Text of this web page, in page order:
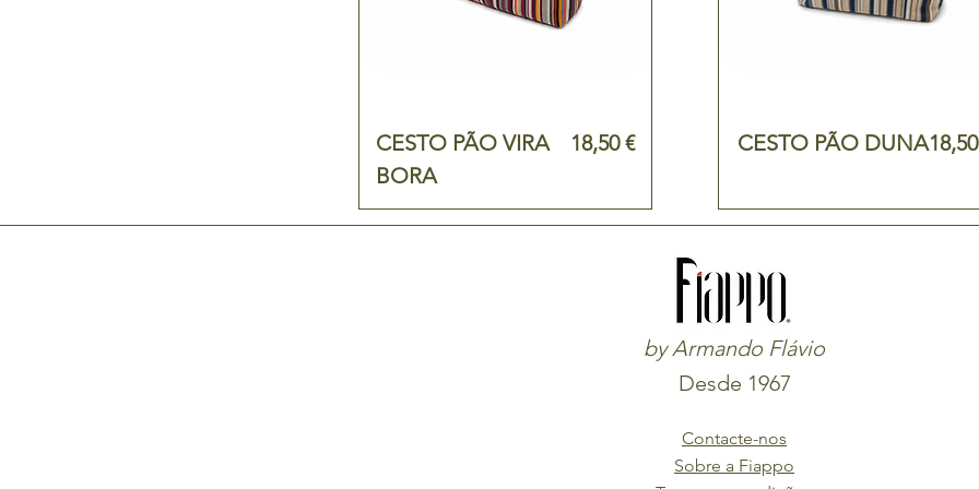
CESTO PÃO VIRA
BORA
Preço
18,50 € CESTO PÃO DUNA
by Armando Flávio
Desde 1967
Contacte-nos
Sobre a Fiappo